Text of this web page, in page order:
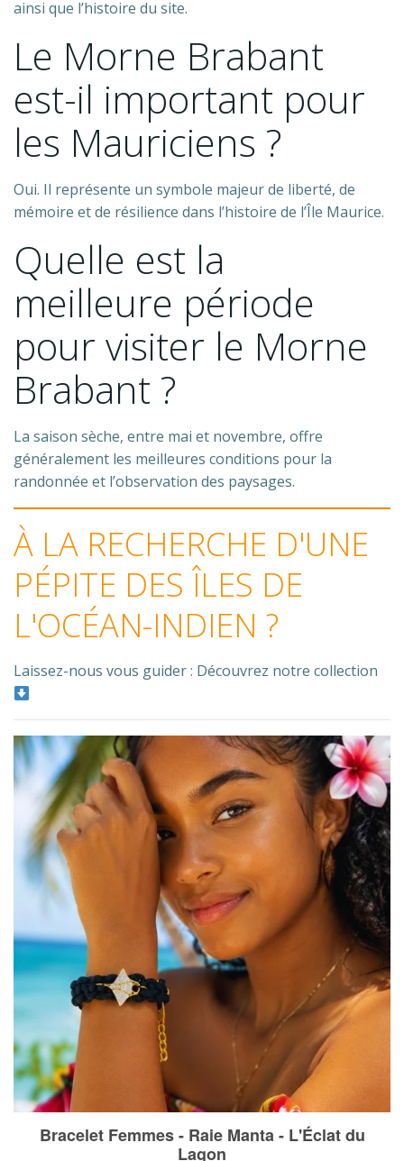
ainsi que l’histoire du site.
Le Morne Brabant
est-il important pour
les Mauriciens ?
Oui. Il représente un symbole majeur de liberté, de
mémoire et de résilience dans l’histoire de l’Île Maurice.
Quelle est la
meilleure période
pour visiter le Morne
Brabant ?
La saison sèche, entre mai et novembre, offre
généralement les meilleures conditions pour la
randonnée et l’observation des paysages.
À LA RECHERCHE D'UNE
PÉPITE DES ÎLES DE
L'OCÉAN-INDIEN ?
Laissez-nous vous guider : Découvrez notre collection